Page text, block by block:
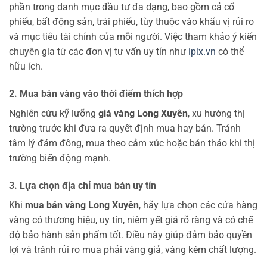
phần trong danh mục đầu tư đa dạng, bao gồm cả cổ
phiếu, bất động sản, trái phiếu, tùy thuộc vào khẩu vị rủi ro
và mục tiêu tài chính của mỗi người. Việc tham khảo ý kiến
chuyên gia từ các đơn vị tư vấn uy tín như ipix.vn có thể
hữu ích.
2. Mua bán vàng vào thời điểm thích hợp
Nghiên cứu kỹ lưỡng giá vàng Long Xuyên, xu hướng thị
trường trước khi đưa ra quyết định mua hay bán. Tránh
tâm lý đám đông, mua theo cảm xúc hoặc bán tháo khi thị
trường biến động mạnh.
3. Lựa chọn địa chỉ mua bán uy tín
Khi mua bán vàng Long Xuyên, hãy lựa chọn các cửa hàng
vàng có thương hiệu, uy tín, niêm yết giá rõ ràng và có chế
độ bảo hành sản phẩm tốt. Điều này giúp đảm bảo quyền
lợi và tránh rủi ro mua phải vàng giả, vàng kém chất lượng.